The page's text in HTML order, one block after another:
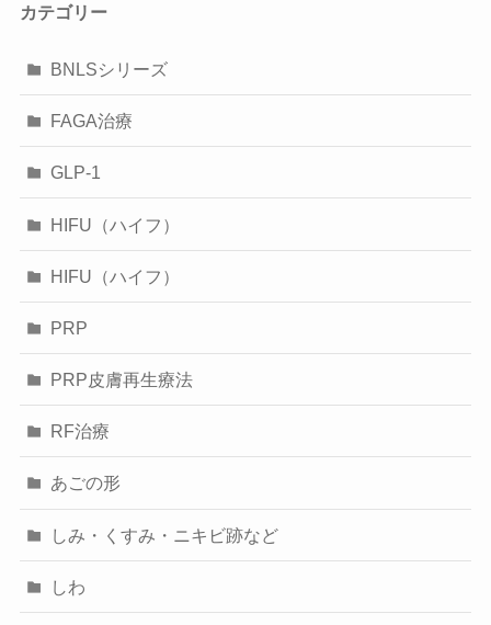
カテゴリー
BNLSシリーズ
FAGA治療
GLP-1
HIFU（ハイフ）
HIFU（ハイフ）
PRP
PRP皮膚再生療法
RF治療
あごの形
しみ・くすみ・ニキビ跡など
しわ